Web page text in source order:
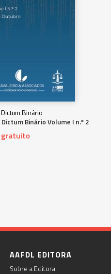
Binário
Binário Volume I n.º 2
gratuito
AAFDL EDITORA
Sobre a Editora